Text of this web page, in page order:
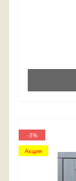
-3%
Акция